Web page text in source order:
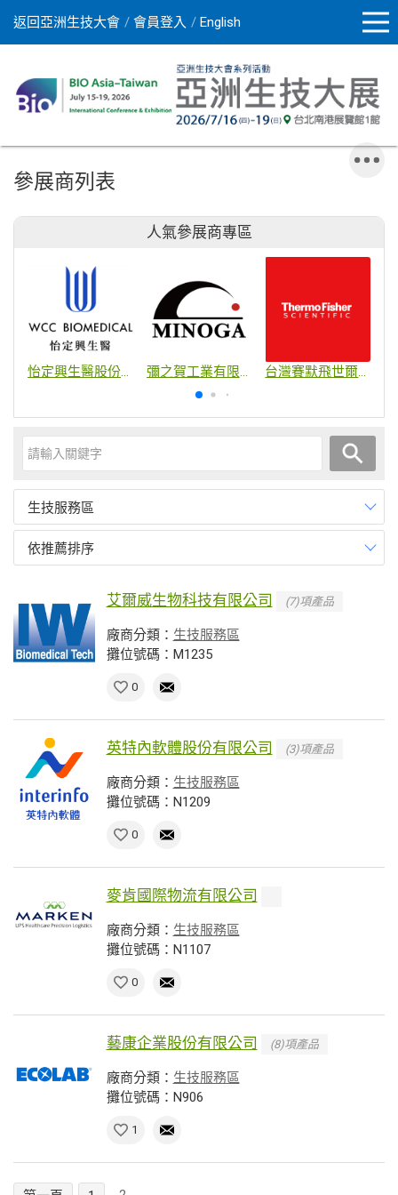
返回亞洲生技大會 會員登入 English
參展商列表
人氣參展商專區
怡定興生醫股份有限公司 彌之賀工業有限公司 台灣賽默飛世爾科技股份有限公司
生技服務區
依推薦排序
艾爾威生物科技有限公司 (7)項產品
廠商分類： 生技服務區
攤位號碼：M1235
0
英特內軟體股份有限公司 (3)項產品
廠商分類： 生技服務區
攤位號碼：N1209
0
麥肯國際物流有限公司
廠商分類： 生技服務區
攤位號碼：N1107
0
藝康企業股份有限公司 (8)項產品
廠商分類： 生技服務區
攤位號碼：N906
1